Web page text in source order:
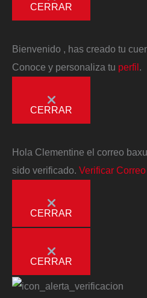
CERRAR
Bienvenido
, has creado tu
Conoce y personaliza tu perfil
CERRAR
Hola Clementine el correo
sido verificado. Verificar Correo
CERRAR
CERRAR